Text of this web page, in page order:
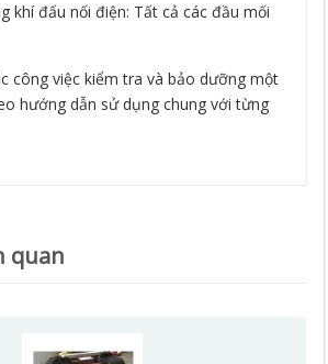
khí đấu nối điện: Tất cả các đầu mối
công việc kiểm tra và bảo dưỡng một
hướng dẫn sử dụng chung với từng
quan